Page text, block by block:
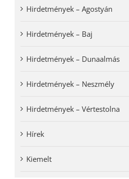
Hirdetmények – Agostyán
Hirdetmények – Baj
Hirdetmények – Dunaalmás
Hirdetmények – Neszmély
Hirdetmények – Vértestolna
Hírek
Kiemelt